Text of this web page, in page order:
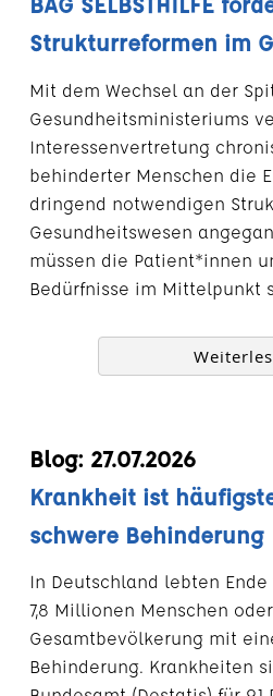
Strukturreformen im
Mit dem Wechsel an der
Gesundheitsministeriums
Interessenvertretung
behinderter Menschen die
dringend notwendigen
Gesundheitswesen
müssen die Patient*innen
Bedürfnisse im Mittelpunkt
Blog: 27.07.2026
Krankheit ist
schwere Behinderung
In Deutschland lebten
7,8 Millionen Menschen
Gesamtbevölkerung mit
Behinderung. Krankheiten